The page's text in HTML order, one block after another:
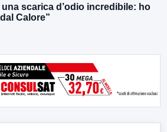
scarica d’odio incredibile: ho
Calore”